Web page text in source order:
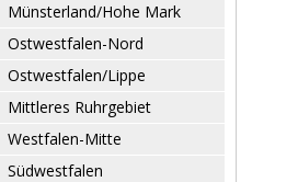
Münsterland/Hohe Mark
Ostwestfalen-Nord
Ostwestfalen/Lippe
Mittleres Ruhrgebiet
Westfalen-Mitte
Südwestfalen